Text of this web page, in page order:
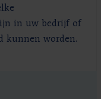
in uw bedrijf of
kunnen worden.